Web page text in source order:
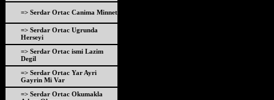
=> Serdar Ortac Canima Minnet
=> Serdar Ortac Ugrunda
Herseyi
=> Serdar Ortac ismi Lazim
Degil
=> Serdar Ortac Yar Ayri
Gayrin Mi Var
=> Serdar Ortac Okumakla